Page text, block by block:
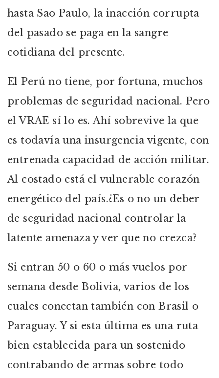
hasta Sao Paulo, la inacción corrupta
del pasado se paga en la sangre
cotidiana del presente.
El Perú no tiene, por fortuna, muchos
problemas de seguridad nacional. Pero
el VRAE sí lo es. Ahí sobrevive la que
es todavía una insurgencia vigente, con
entrenada capacidad de acción militar.
Al costado está el vulnerable corazón
energético del país.¿Es o no un deber
de seguridad nacional controlar la
latente amenaza y ver que no crezca?
Si entran 50 o 60 o más vuelos por
semana desde Bolivia, varios de los
cuales conectan también con Brasil o
Paraguay. Y si esta última es una ruta
bien establecida para un sostenido
contrabando de armas sobre todo